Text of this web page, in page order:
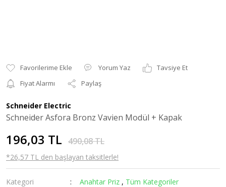
Yorum Yaz
Tavsiye Et
Fiyat Alarmı
Paylaş
Schneider Electric
Schneider Asfora Bronz Vavien Modül + Kapak
196,03 TL 490,08 TL
*26,57 TL den başlayan taksitlerle!
Kategori Anahtar Priz , Tüm Kategoriler